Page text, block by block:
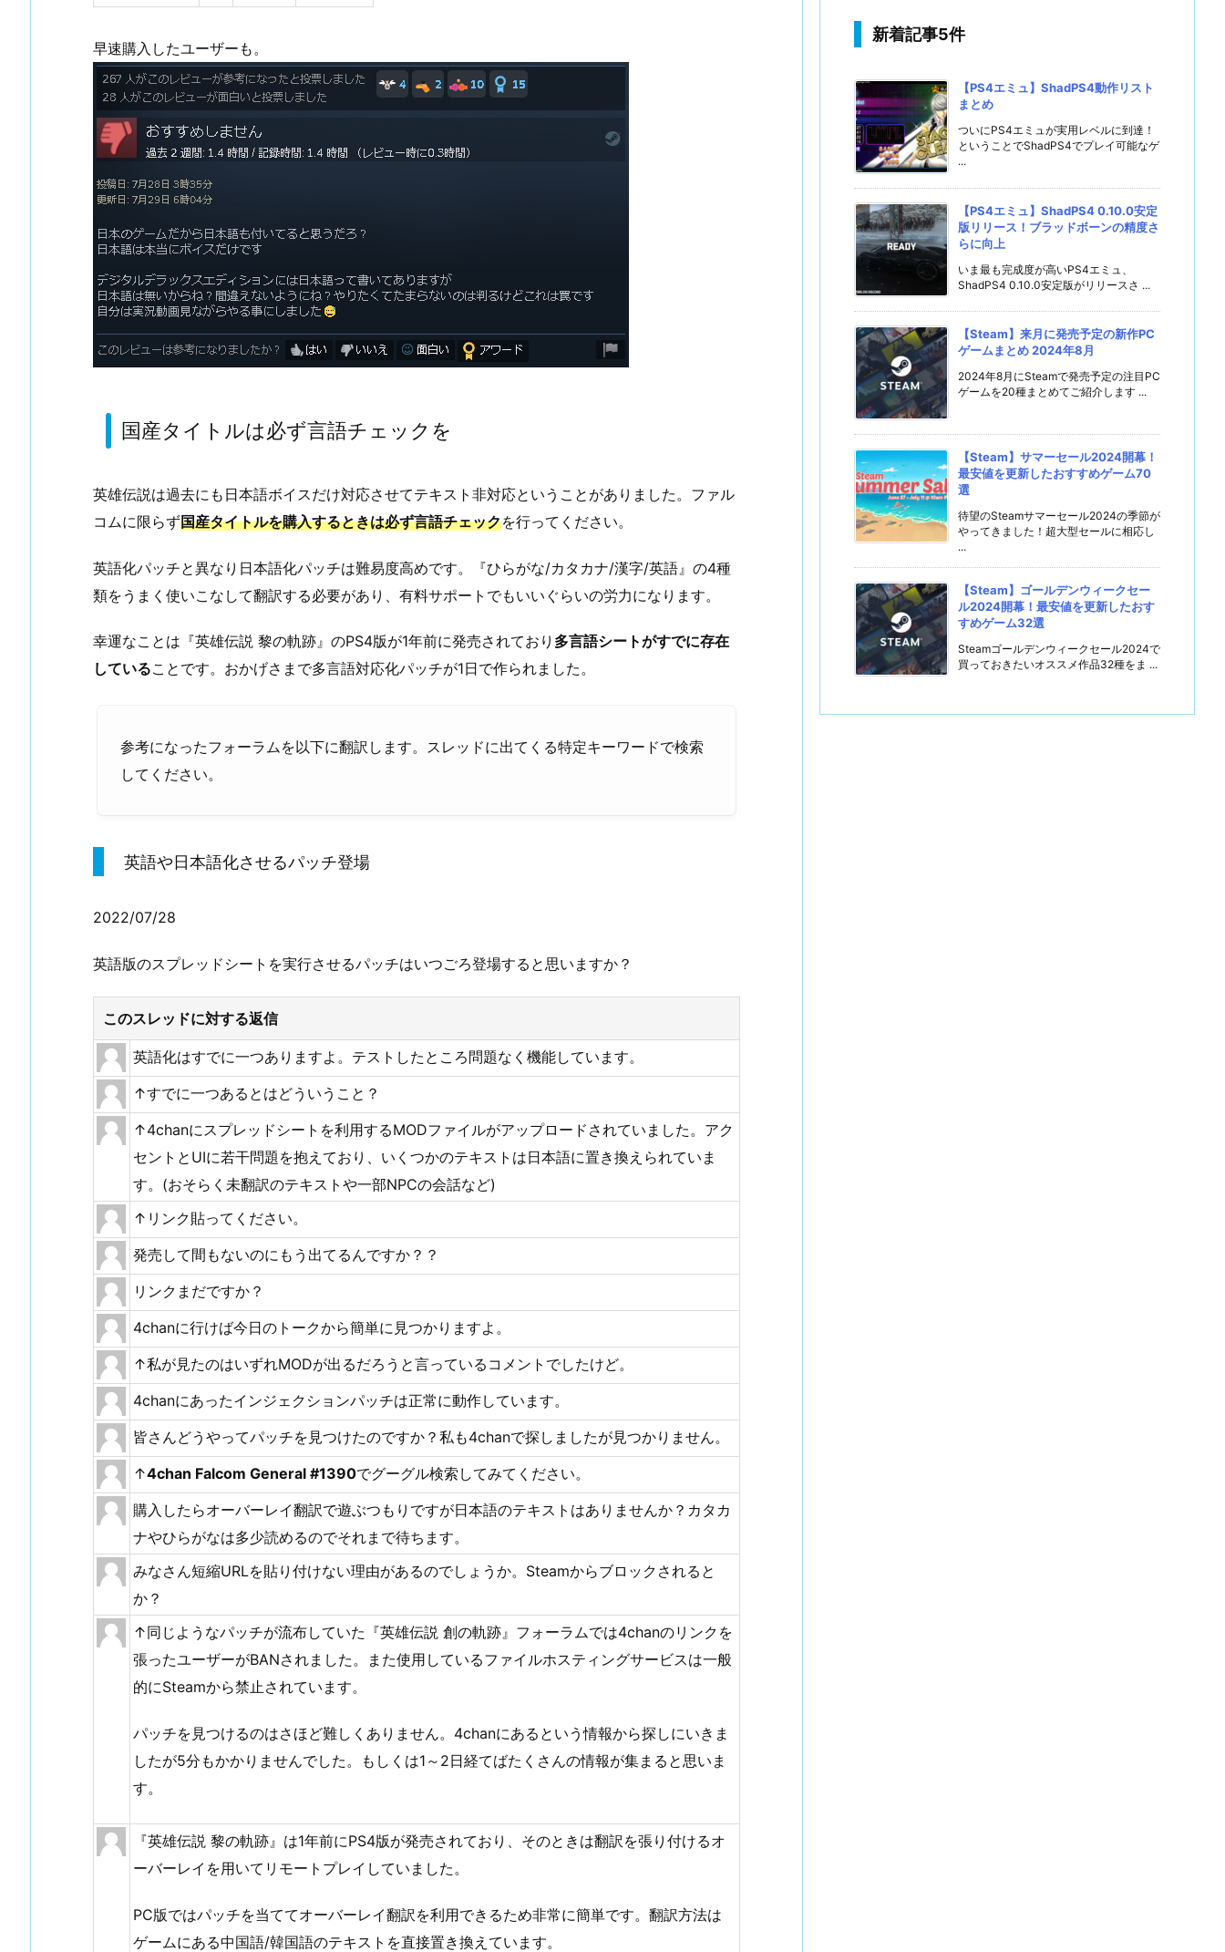
早速購入したユーザーも。
国産タイトルは必ず言語チェックを
英雄伝説は過去にも日本語ボイスだけ対応させてテキスト非対応ということがありました。ファル
コムに限らず国産タイトルを購入するときは必ず言語チェックを行ってください。
英語化パッチと異なり日本語化パッチは難易度高めです。『ひらがな/カタカナ/漢字/英語』の4種
類をうまく使いこなして翻訳する必要があり、有料サポートでもいいぐらいの労力になります。
幸運なことは『英雄伝説 黎の軌跡』のPS4版が1年前に発売されており 多言語シートがすでに存在
していることです。おかげさまで多言語対応化パッチが1日で作られました。
参考になったフォーラムを以下に翻訳します。スレッドに出てくる特定キーワードで検索
してください。
英語や日本語化させるパッチ登場
2022/07/28
英語版のスプレッドシートを実行させるパッチはいつごろ登場すると思いますか？
このスレッドに対する返信
英語化はすでに一つありますよ。テストしたところ問題なく機能しています。
↑すでに一つあるとはどういうこと？
↑4chanにスプレッドシートを利用するMODファイルがアップロードされていました。アク
セントとUIに若干問題を抱えており、いくつかのテキストは日本語に置き換えられていま
す。(おそらく未翻訳のテキストや一部NPCの会話など)
↑リンク貼ってください。
発売して間もないのにもう出てるんですか？？
リンクまだですか？
4chanに行けば今日のトークから簡単に見つかりますよ。
↑私が見たのはいずれMODが出るだろうと言っているコメントでしたけど。
4chanにあったインジェクションパッチは正常に動作しています。
皆さんどうやってパッチを見つけたのですか？私も4chanで探しましたが見つかりません。
↑4chan Falcom General #1390でグーグル検索してみてください。
購入したらオーバーレイ翻訳で遊ぶつもりですが日本語のテキストはありませんか？カタカ
ナやひらがなは多少読めるのでそれまで待ちます。
みなさん短縮URLを貼り付けない理由があるのでしょうか。Steamからブロックされると
か？
↑同じようなパッチが流布していた『英雄伝説 創の軌跡』フォーラムでは4chanのリンクを
張ったユーザーがBANされました。また使用しているファイルホスティングサービスは一般
的にSteamから禁止されています。
パッチを見つけるのはさほど難しくありません。4chanにあるという情報から探しにいきま
したが5分もかかりませんでした。もしくは1～2日経てばたくさんの情報が集まると思いま
す。
『英雄伝説 黎の軌跡』は1年前にPS4版が発売されており、そのときは翻訳を張り付けるオ
ーバーレイを用いてリモートプレイしていました。
PC版ではパッチを当ててオーバーレイ翻訳を利用できるため非常に簡単です。翻訳方法は
ゲームにある中国語/韓国語のテキストを直接置き換えています。
新着記事5件
【PS4エミュ】ShadPS4動作リスト
まとめ
ついにPS4エミュが実用レベルに到達！
ということでShadPS4でプレイ可能なゲ
...
【PS4エミュ】ShadPS4 0.10.0安定
版リリース！ブラッドボーンの精度さ
らに向上
いま最も完成度が高いPS4エミュ、
ShadPS4 0.10.0安定版がリリースさ ...
【Steam】来月に発売予定の新作PC
ゲームまとめ 2024年8月
2024年8月にSteamで発売予定の注目PC
ゲームを20種まとめてご紹介します ...
【Steam】サマーセール2024開幕！
最安値を更新したおすすめゲーム70
選
待望のSteamサマーセール2024の季節が
やってきました！超大型セールに相応し
...
【Steam】ゴールデンウィークセー
ル2024開幕！最安値を更新したおす
すめゲーム32選
Steamゴールデンウィークセール2024で
買っておきたいオススメ作品32種をま ...